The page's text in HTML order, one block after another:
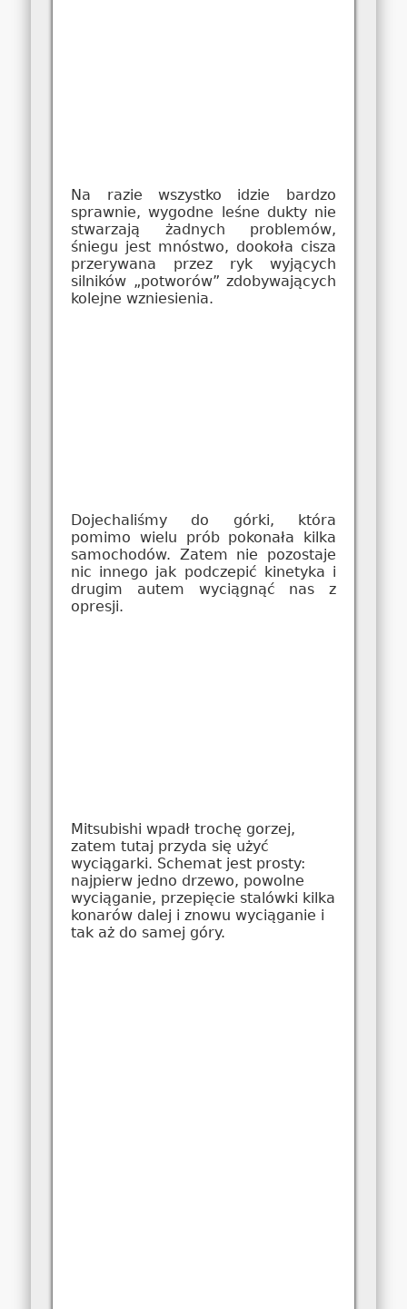
Na razie wszystko idzie bardzo
sprawnie, wygodne leśne dukty nie
stwarzają żadnych problemów,
śniegu jest mnóstwo, dookoła cisza
przerywana przez ryk wyjących
silników „potworów” zdobywających
kolejne wzniesienia.
Dojechaliśmy do górki, która
pomimo wielu prób pokonała kilka
samochodów. Zatem nie pozostaje
nic innego jak podczepić kinetyka i
drugim autem wyciągnąć nas z
opresji.
Mitsubishi wpadł trochę gorzej,
zatem tutaj przyda się użyć
wyciągarki. Schemat jest prosty:
najpierw jedno drzewo, powolne
wyciąganie, przepięcie stalówki kilka
konarów dalej i znowu wyciąganie i
tak aż do samej góry.